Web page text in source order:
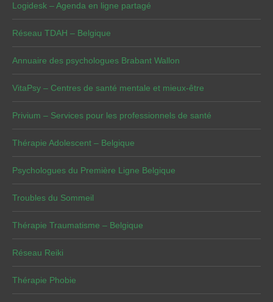
Logidesk – Agenda en ligne partagé
Réseau TDAH – Belgique
Annuaire des psychologues Brabant Wallon
VitaPsy – Centres de santé mentale et mieux-être
Privium – Services pour les professionnels de santé
Thérapie Adolescent – Belgique
Psychologues du Première Ligne Belgique
Troubles du Sommeil
Thérapie Traumatisme – Belgique
Réseau Reiki
Thérapie Phobie